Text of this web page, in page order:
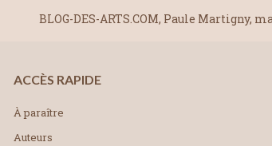
BLOG-DES-ARTS.COM, Paule Martigny,
ACCÈS RAPIDE
À paraître
Auteurs